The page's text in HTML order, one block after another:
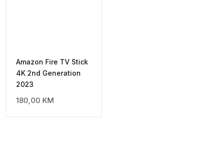
Amazon Fire TV Stick
4K 2nd Generation
2023
180,00 KM